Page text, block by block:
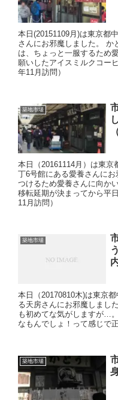
本日(20151109月)は東京都
さんにお邪魔しました。 か
は、ちょっと一服するため
願いしたアイスミルクコー
年11月訪問）
築地市場
本日（20161114月）は東
丁6号館にある愛養さんに
つけるため愛養さんに向か
移転延期が決まってから平
11月訪問）
築地市場
本日（20170810木)は東京
る天房さんにお邪魔しまし
も初めてな気がしますが…
なもんでしょ！って感じで
築地市場